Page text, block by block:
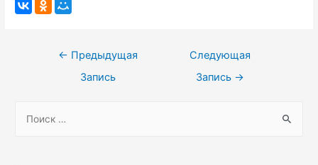
Навигация
← Предыдущая
Запись
Следующая
Запись →